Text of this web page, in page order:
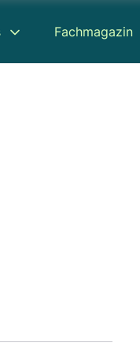
Fachmagazin